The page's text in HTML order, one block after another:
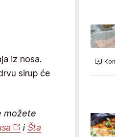
iz nosa.
sirup će
možete
i Šta